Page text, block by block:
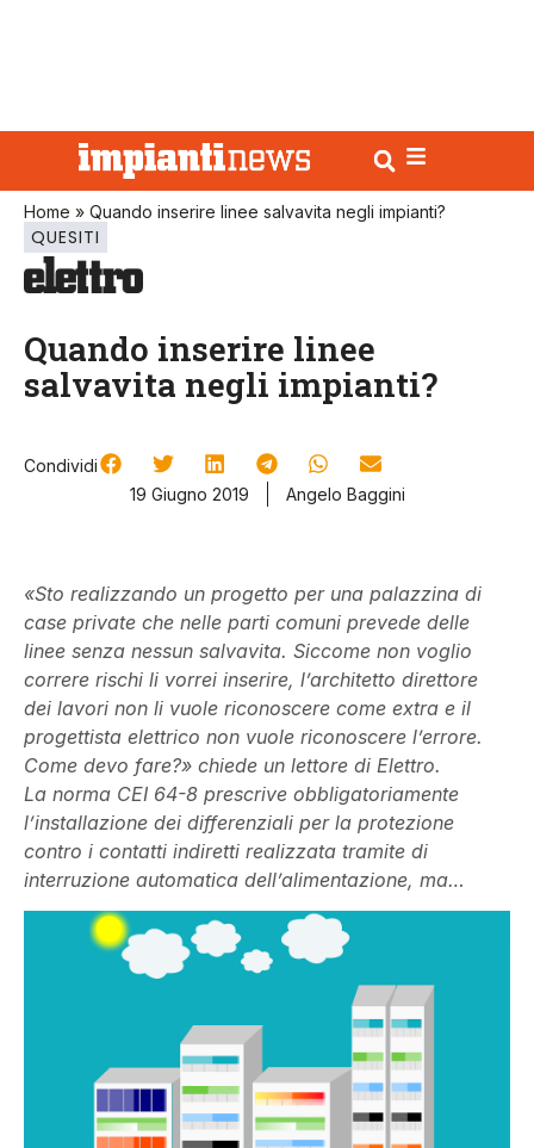
Home » Quando inserire linee salvavita negli impianti?
QUESITI
Quando inserire linee
salvavita negli impianti?
Condividi
19 Giugno 2019
Angelo Baggini
«Sto realizzando un progetto per una palazzina di
case private che nelle parti comuni prevede delle
linee senza nessun salvavita. Siccome non voglio
correre rischi li vorrei inserire, l’architetto direttore
dei lavori non li vuole riconoscere come extra e il
progettista elettrico non vuole riconoscere l’errore.
Come devo fare?» chiede un lettore di Elettro.
La norma CEI 64-8 prescrive obbligatoriamente
l’installazione dei differenziali per la protezione
contro i contatti indiretti realizzata tramite di
interruzione automatica dell’alimentazione, ma…